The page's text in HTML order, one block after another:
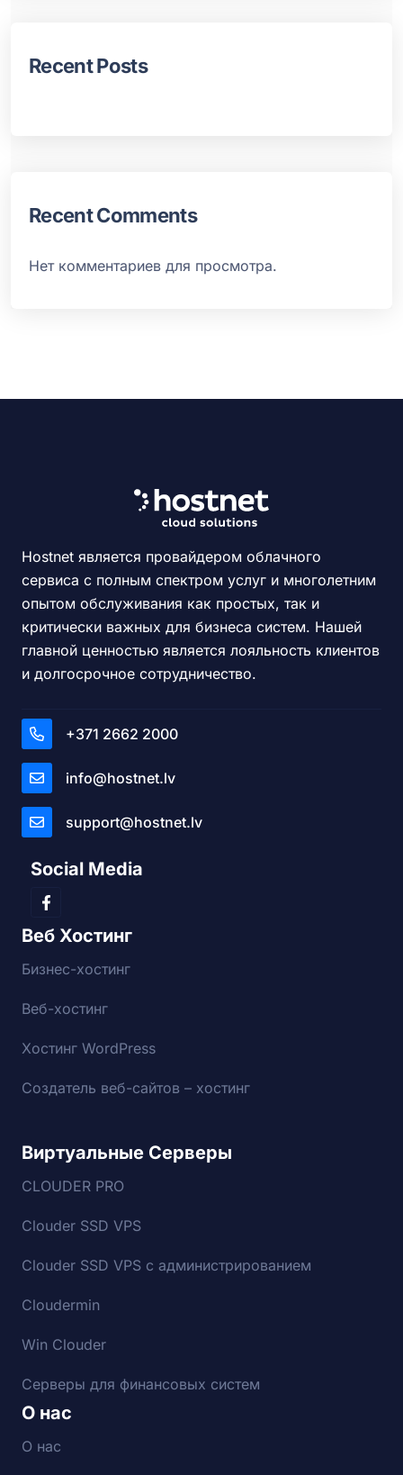
Recent Posts
Recent Comments
Нет комментариев для просмотра.
Hostnet является провайдером облачного
сервиса с полным спектром услуг и многолетним
опытом обслуживания как простых, так и
критически важных для бизнеса систем. Нашей
главной ценностью является лояльность клиентов
и долгосрочное сотрудничество.
+371 2662 2000
info@hostnet.lv
support@hostnet.lv
Social Media
Веб Хостинг
Бизнес-хостинг
Веб-хостинг
Хостинг WordPress
Создатель веб-сайтов – хостинг
Виртуальные Серверы
CLOUDER PRO
Clouder SSD VPS
Clouder SSD VPS с администрированием
Cloudermin
Win Clouder
Серверы для финансовых систем
О нас
О нас